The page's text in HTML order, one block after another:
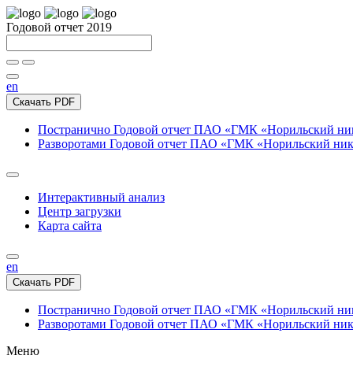
Годовой отчет 2019
en
Скачать PDF
Постранично Годовой отчет ПАО «ГМК «Норильский
Разворотами Годовой отчет ПАО «ГМК «Норильский
Интерактивный анализ
Центр загрузки
Карта сайта
en
Скачать PDF
Постранично Годовой отчет ПАО «ГМК «Норильский
Разворотами Годовой отчет ПАО «ГМК «Норильский
Меню